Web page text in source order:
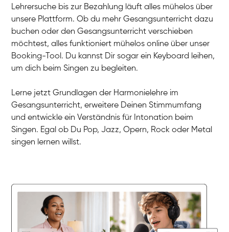
Gesang / Vocal
Gesang / Vocal
Gesang / Vocal
Gesang / Vocal
Gesang / Vocal
Gesang / Vocal
Gesang / Vocal
Gesang / Vocal
Gesang / Vocal
Lehrersuche bis zur Bezahlung läuft alles mühelos über
unsere Plattform. Ob du mehr Gesangsunterricht dazu
buchen oder den Gesangsunterricht verschieben
möchtest, alles funktioniert mühelos online über unser
Booking-Tool. Du kannst Dir sogar ein Keyboard leihen,
um dich beim Singen zu begleiten.
Lerne jetzt Grundlagen der Harmonielehre im
Gesangsunterricht, erweitere Deinen Stimmumfang
und entwickle ein Verständnis für Intonation beim
Singen. Egal ob Du Pop, Jazz, Opern, Rock oder Metal
singen lernen willst.